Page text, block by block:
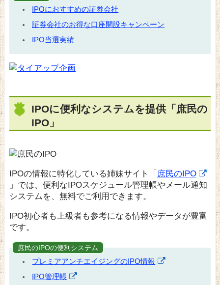
IPOにおすすめの証券会社
証券会社のお得な口座開設キャンペーン
IPO当選実績
IPOに便利なシステムを提供「庶民の
IPO」
IPOの情報に特化している姉妹サイト「 庶民のIPO
」では、便利なIPOスケジュール管理帳やメール通知
システムを、無料でご利用できます。
IPO初心者も上級者も参考になる情報やデータが豊富
です。
庶民のIPOの便利システム
プレミアアンチエイジングのIPO情報
IPO管理帳